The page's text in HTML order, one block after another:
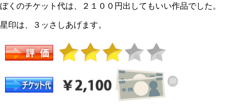
ぼくのチケット代は、２１００円出してもいい作品でした。
星印は、３ッさしあげます。